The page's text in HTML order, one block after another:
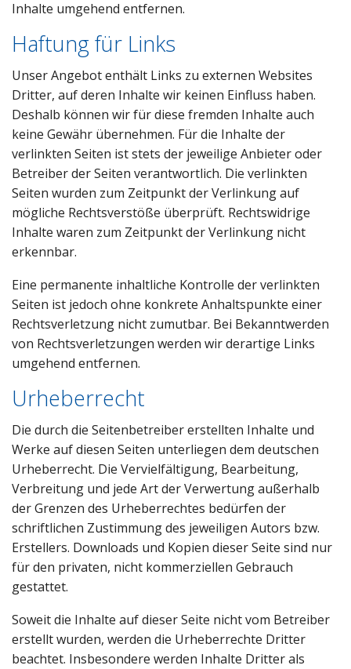
Inhalte umgehend entfernen.
Haftung für Links
Unser Angebot enthält Links zu externen Websites
Dritter, auf deren Inhalte wir keinen Einfluss haben.
Deshalb können wir für diese fremden Inhalte auch
keine Gewähr übernehmen. Für die Inhalte der
verlinkten Seiten ist stets der jeweilige Anbieter oder
Betreiber der Seiten verantwortlich. Die verlinkten
Seiten wurden zum Zeitpunkt der Verlinkung auf
mögliche Rechtsverstöße überprüft. Rechtswidrige
Inhalte waren zum Zeitpunkt der Verlinkung nicht
erkennbar.
Eine permanente inhaltliche Kontrolle der verlinkten
Seiten ist jedoch ohne konkrete Anhaltspunkte einer
Rechtsverletzung nicht zumutbar. Bei Bekanntwerden
von Rechtsverletzungen werden wir derartige Links
umgehend entfernen.
Urheberrecht
Die durch die Seitenbetreiber erstellten Inhalte und
Werke auf diesen Seiten unterliegen dem deutschen
Urheberrecht. Die Vervielfältigung, Bearbeitung,
Verbreitung und jede Art der Verwertung außerhalb
der Grenzen des Urheberrechtes bedürfen der
schriftlichen Zustimmung des jeweiligen Autors bzw.
Erstellers. Downloads und Kopien dieser Seite sind nur
für den privaten, nicht kommerziellen Gebrauch
gestattet.
Soweit die Inhalte auf dieser Seite nicht vom Betreiber
erstellt wurden, werden die Urheberrechte Dritter
beachtet. Insbesondere werden Inhalte Dritter als